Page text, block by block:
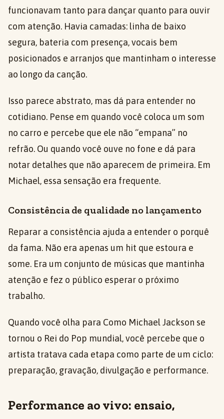
funcionavam tanto para dançar quanto para ouvir
com atenção. Havia camadas: linha de baixo
segura, bateria com presença, vocais bem
posicionados e arranjos que mantinham o interesse
ao longo da canção.
Isso parece abstrato, mas dá para entender no
cotidiano. Pense em quando você coloca um som
no carro e percebe que ele não “empana” no
refrão. Ou quando você ouve no fone e dá para
notar detalhes que não aparecem de primeira. Em
Michael, essa sensação era frequente.
Consistência de qualidade no lançamento
Reparar a consistência ajuda a entender o porquê
da fama. Não era apenas um hit que estoura e
some. Era um conjunto de músicas que mantinha
atenção e fez o público esperar o próximo
trabalho.
Quando você olha para Como Michael Jackson se
tornou o Rei do Pop mundial, você percebe que o
artista tratava cada etapa como parte de um ciclo:
preparação, gravação, divulgação e performance.
Performance ao vivo: ensaio,